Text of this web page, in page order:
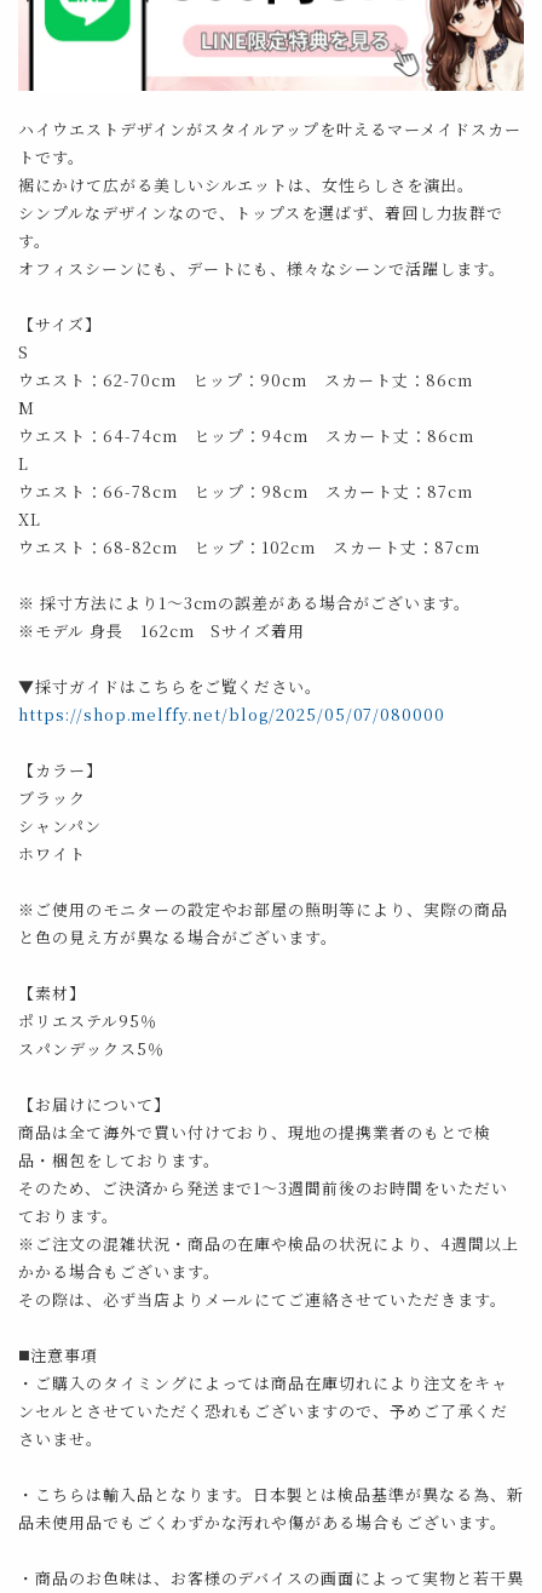
ハイウエストデザインがスタイルアップを叶えるマーメイドスカー
トです。
裾にかけて広がる美しいシルエットは、女性らしさを演出。
シンプルなデザインなので、トップスを選ばず、着回し力抜群で
す。
オフィスシーンにも、デートにも、様々なシーンで活躍します。
【サイズ】
S
ウエスト：62-70cm ヒップ：90cm スカート丈：86cm
M
ウエスト：64-74cm ヒップ：94cm スカート丈：86cm
L
ウエスト：66-78cm ヒップ：98cm スカート丈：87cm
XL
ウエスト：68-82cm ヒップ：102cm スカート丈：87cm
※ 採寸方法により1～3cmの誤差がある場合がございます。
※モデル 身長 162cm Sサイズ着用
▼採寸ガイドはこちらをご覧ください。
https://shop.melffy.net/blog/2025/05/07/080000
【カラー】
ブラック
シャンパン
ホワイト
※ご使用のモニターの設定やお部屋の照明等により、実際の商品
と色の見え方が異なる場合がございます。
【素材】
ポリエステル95％
スパンデックス5％
【お届けについて】
商品は全て海外で買い付けており、現地の提携業者のもとで検
品・梱包をしております。
そのため、ご決済から発送まで1～3週間前後のお時間をいただい
ております。
※ご注文の混雑状況・商品の在庫や検品の状況により、4週間以上
かかる場合もございます。
その際は、必ず当店よりメールにてご連絡させていただきます。
◼️注意事項
・ご購入のタイミングによっては商品在庫切れにより注文をキャ
ンセルとさせていただく恐れもございますので、予めご了承くだ
さいませ。
・こちらは輸入品となります。日本製とは検品基準が異なる為、新
品未使用品でもごくわずかな汚れや傷がある場合もございます。
・商品のお色味は、お客様のデバイスの画面によって実物と若干異